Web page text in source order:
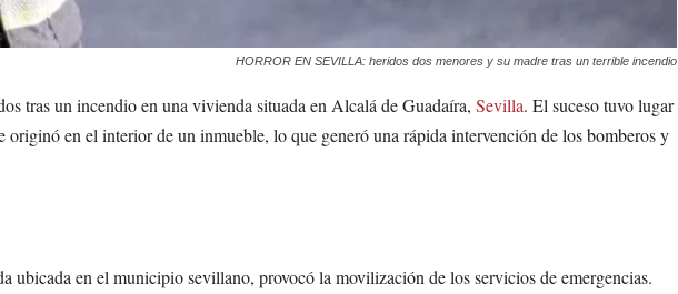
HORROR EN SEVILLA: heridos dos menores y su madre tras un terrible incendio
tras un incendio en una vivienda situada en Alcalá de Guadaíra, Sevilla. El suceso tuvo lugar
originó en el interior de un inmueble, lo que generó una rápida intervención de los bomberos y
ubicada en el municipio sevillano, provocó la movilización de los servicios de emergencias.